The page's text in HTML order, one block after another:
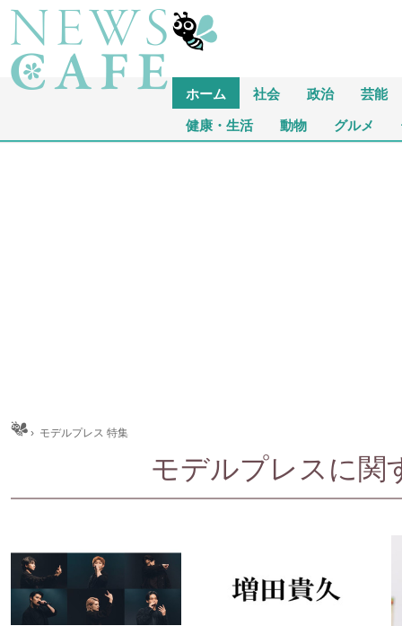
ホーム 社会 政治 芸能
健康・生活 動物 グルメ
› モデルプレス 特集
モデルプレスに関